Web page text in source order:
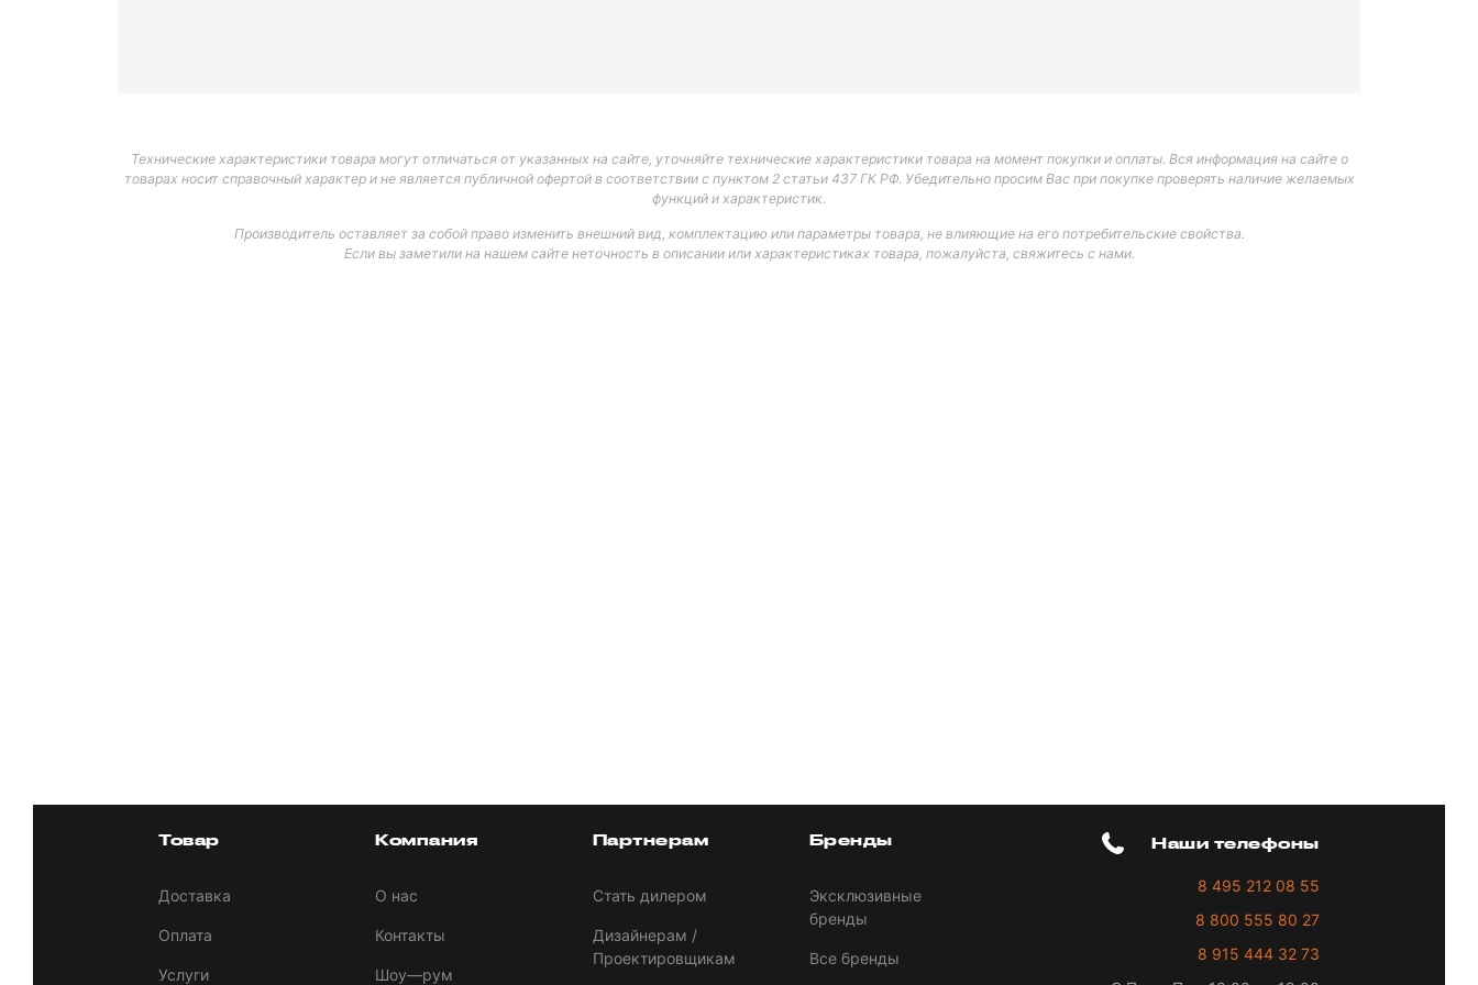
Технические характеристики товара могут отличаться от указанных на сайте, уточняйте технические характеристики товара на момент покупки и оплаты. Вся информация на сайте о
товарах носит справочный характер и не является публичной офертой в соответствии с пунктом 2 статьи 437 ГК РФ. Убедительно просим Вас при покупке проверять наличие желаемых
функций и характеристик.
Производитель оставляет за собой право изменить внешний вид, комплектацию или параметры товара, не влияющие на его потребительские свойства.
Если вы заметили на нашем сайте неточность в описании или характеристиках товара, пожалуйста, свяжитесь с нами.
Товар
Доставка
Оплата
Услуги
Компания
О нас
Контакты
Шоу—рум
Партнерам
Стать дилером
Дизайнерам /
Проектировщикам
Бренды
Эксклюзивные
бренды
Все бренды
Наши телефоны
8 495 212 08 55
8 800 555 80 27
8 915 444 32 73